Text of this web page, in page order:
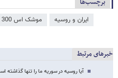
ایران و روسیه موشک‌ اس 300
خبرهای مرتبط